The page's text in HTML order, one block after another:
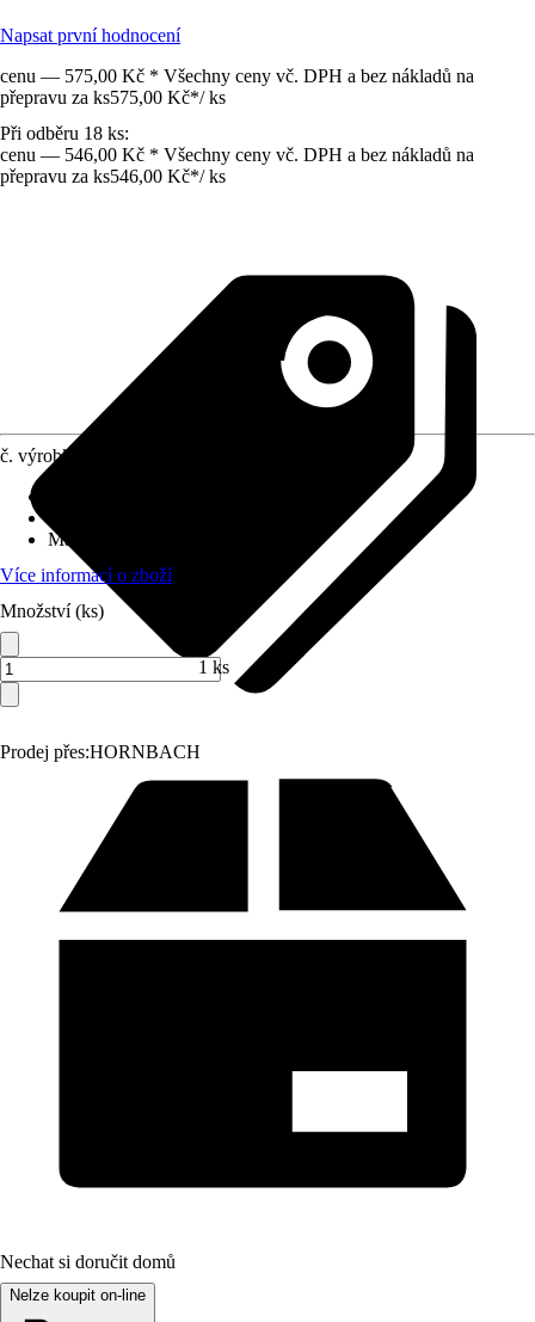
Napsat první hodnocení
cenu — 575,00 Kč * Všechny ceny vč. DPH a bez nákladů na
přepravu za ks575,00 Kč*/ ks
Při odběru 18 ks:
cenu — 546,00 Kč * Všechny ceny vč. DPH a bez nákladů na
přepravu za ks546,00 Kč*/ ks
Prodej přes:HORNBACH
č. výrobku
Materiál
Více informací o zboží
Množství (ks)
1 ks
Nechat si doručit domů
Nelze koupit on-line